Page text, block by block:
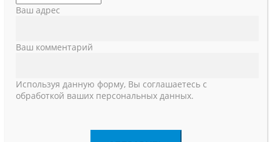
Ваш адрес
Ваш комментарий
Используя данную форму, Вы соглашаетесь с
обработкой ваших персональных данных.